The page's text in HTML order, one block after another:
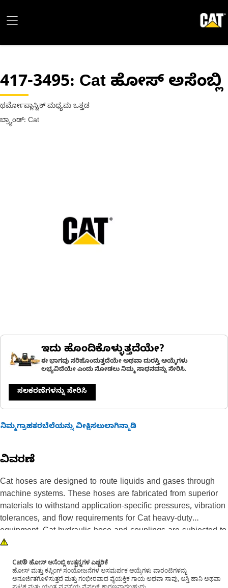
417-3495: Cat ಹೋಸ್ ಅಸೆಂಬ್ಲಿ
ಥರ್ಮೋಪ್ಲಾಸ್ಟಿಕ್ ಮಧ್ಯಮ ಒತ್ತಡ
ಬ್ರ್ಯಾಂಡ್: Cat
ಇದು ಹೊಂದಿಕೊಳ್ಳುತ್ತದೆಯೇ?
ಈ ಭಾಗವು ಸರಿಹೊಂದುತ್ತದೆಯೇ ಅಥವಾ ದುರಸ್ತಿ ಆಯ್ಕೆಗಳು
ಲಭ್ಯವಿದೆಯೇ ಎಂದು ನೋಡಲು ನಿಮ್ಮ ಸಾಧನವನ್ನು ಸೇರಿಸಿ.
ಸಲಕರಣೆಗಳನ್ನು ಸೇರಿಸಿ
ನಿಮ್ಮಗ್ರಾಹಕರಬೆಲೆಯನ್ನು ವೀಕ್ಷಿಸಲುಲಾಗಿನ್ಮಾಡಿ
ವಿವರಣೆ
Cat hoses are designed to route liquids and gases through
machine systems. These hoses are fabricated from superior
materials to withstand application-specific pressures, vibration
tolerances, and flow requirements for Cat heavy-duty
equipment. Cat hydraulic hose and couplings are subjected to
the most rigorous testing processes in the industry. Every Cat
hose and coupling combination is tested as a system to
ensure a perfect fit that yields maximum safety and
dependability.
Cat® ಹೋಸ್ ಅಸೆಂಬ್ಲಿ ಉತ್ಪನ್ನಗಳ ಎಚ್ಚರಿಕೆ
ಹೋಸ್ ಮತ್ತು ಕಪ್ಲಿಂಗ್ ಸಂಯೋಜನೆಗಳ ಅಸಮರ್ಪಕ ಆಯ್ಕೆಗಳು ವಾರಂಟಿಗಳನ್ನು
ಅನೂರ್ಜಿತಗೊಳಿಸುತ್ತದೆ ಮತ್ತು ಗಂಭೀರವಾದ ವೈಯಕ್ತಿಕ ಗಾಯ ಅಥವಾ ಸಾವು, ಆಸ್ತಿ ಹಾನಿ ಅಥವಾ